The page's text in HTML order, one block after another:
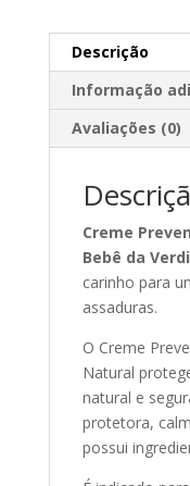
Descrição
Informação
Avaliações (0)
Creme
Bebê da
carinho para
assaduras.
O Creme
Natural
natural e
protetora,
possui